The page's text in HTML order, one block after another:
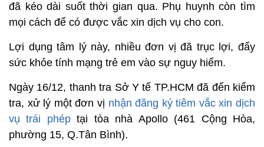
đã kéo dài suốt thời gian qua. Phụ huynh còn tìm
mọi cách để có được vắc xin dịch vụ cho con.
Lợi dụng tâm lý này, nhiều đơn vị đã trục lợi, đẩy
sức khỏe tính mạng trẻ em vào sự nguy hiểm.
Ngày 16/12, thanh tra Sở Y tế TP.HCM đã đến kiểm
tra, xử lý một đơn vị nhận đăng ký tiêm vắc xin dịch
vụ trái phéptại tòa nhà Apollo (461 Cộng Hòa,
phường 15, Q.Tân Bình).